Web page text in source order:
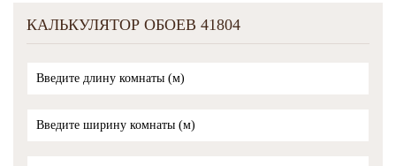
КАЛЬКУЛЯТОР ОБОЕВ 41804